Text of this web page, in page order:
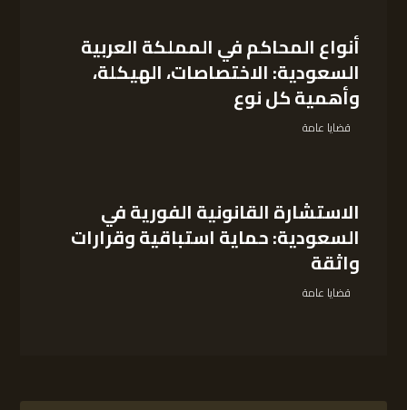
أنواع المحاكم في المملكة العربية
السعودية: الاختصاصات، الهيكلة،
وأهمية كل نوع
قضايا عامة
الاستشارة القانونية الفورية في
السعودية: حماية استباقية وقرارات
واثقة
قضايا عامة